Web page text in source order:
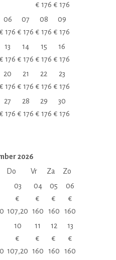
€ 176 € 176
06
€ 176
07
€ 176
08
€ 176
09
€ 176
13
€ 176
14
€ 176
15
€ 176
16
€ 176
20
€ 176
21
€ 176
22
€ 176
23
€ 176
27
€ 176
28
€ 176
29
€ 176
30
€ 176
2026
Do Vr Za
Zo
03
€
107,20
04
€
160
05
€
160
06
€
160
10
€
107,20
11
€
160
12
€
160
13
€
160